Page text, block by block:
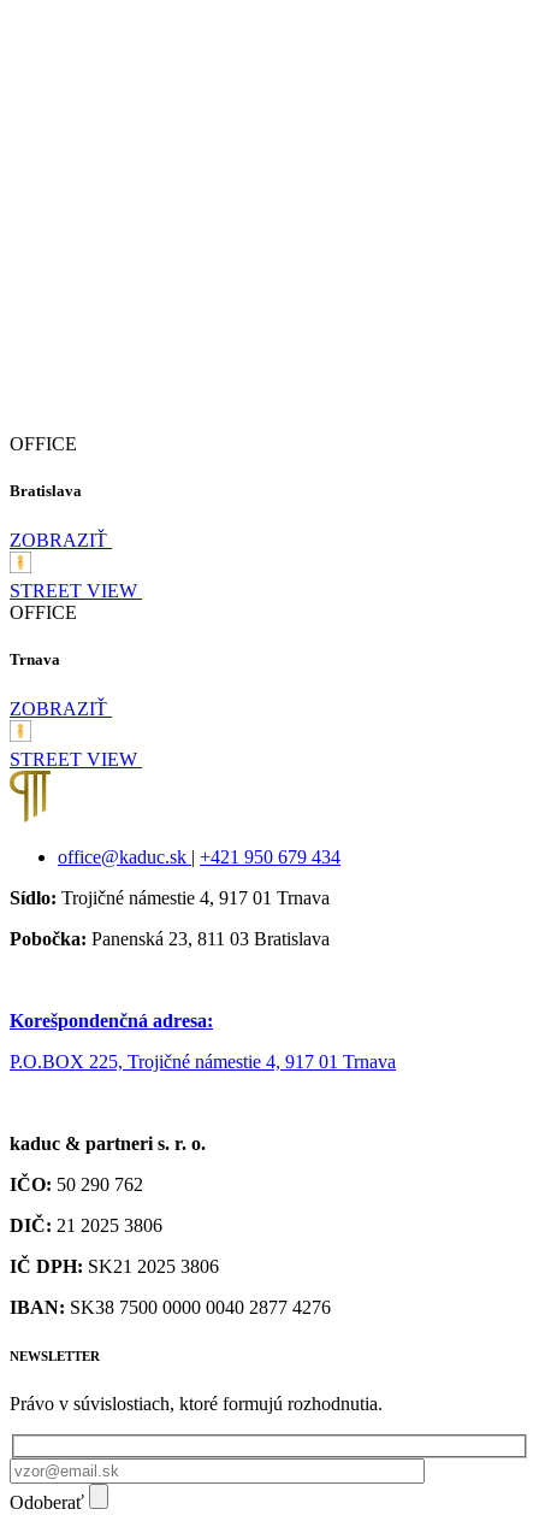
OFFICE
Bratislava
ZOBRAZIŤ
STREET VIEW
OFFICE
Trnava
ZOBRAZIŤ
STREET VIEW
office@kaduc.sk | +421 950 679 434
Sídlo: Trojičné námestie 4, 917 01 Trnava
Pobočka: Panenská 23, 811 03 Bratislava
Korešpondenčná adresa:
P.O.BOX 225, Trojičné námestie 4, 917 01 Trnava
kaduc & partneri s. r. o.
IČO: 50 290 762
DIČ: 21 2025 3806
IČ DPH: SK21 2025 3806
IBAN: SK38 7500 0000 0040 2877 4276
NEWSLETTER
Právo v súvislostiach, ktoré formujú rozhodnutia.
Odoberať